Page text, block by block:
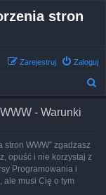
stron
Zaloguj
Zarejestruj
- Warunki
stron WWW” zgadzasz
opuść i nie korzystaj z
Programowania i
ale musi Cię o tym